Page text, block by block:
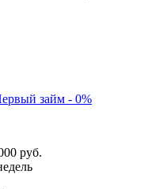
займ - 0%
руб.